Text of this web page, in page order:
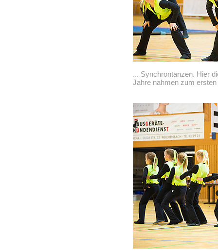
... Synchrontanzen. Hier
Jahre nahmen zum